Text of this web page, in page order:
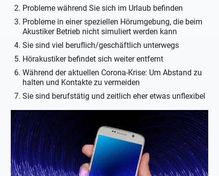
Probleme während Sie sich im Urlaub befinden
Probleme in einer speziellen Hörumgebung, die beim
Akustiker Betrieb nicht simuliert werden kann
Sie sind viel beruflich/geschäftlich unterwegs
Hörakustiker befindet sich weiter entfernt
Während der aktuellen Corona-Krise: Um Abstand zu
halten und Kontakte zu vermeiden
Sie sind berufstätig und zeitlich eher etwas unflexibel